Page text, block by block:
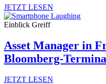
JETZT LESEN
Einblick Greiff
Asset Manager in
Bloomberg-
JETZT LESEN